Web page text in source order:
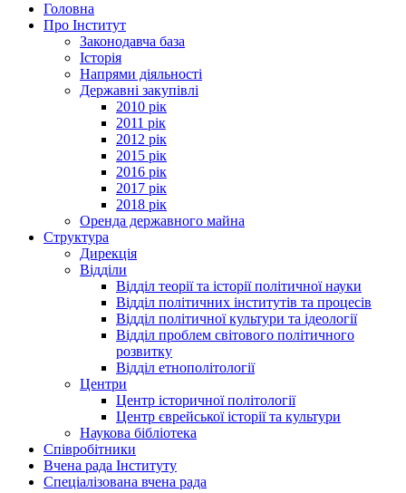
Головна
Про Інститут
Законодавча база
Історія
Напрями діяльності
Державні закупівлі
2010 рік
2011 рік
2012 рік
2015 рік
2016 рік
2017 рік
2018 рік
Оренда державного майна
Структура
Дирекція
Відділи
Відділ теорії та історії політичної науки
Відділ політичних інститутів та процесів
Відділ політичної культури та ідеології
Відділ проблем світового політичного
розвитку
Відділ етнополітології
Центри
Центр історичної політології
Центр єврейської історії та культури
Наукова бібліотека
Співробітники
Вчена рада Інституту
Спеціалізована вчена рада